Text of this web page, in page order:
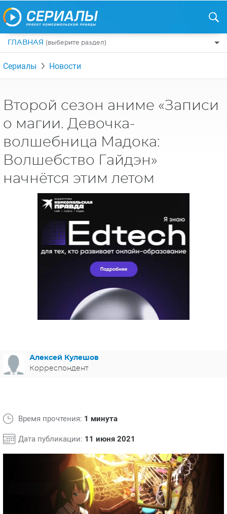
ГЛАВНАЯ (выберите раздел)
ПО ЖАНРАМ
КОМЕДИИ
ДРАМЫ
ТРИЛЛЕРЫ
КРИМИНАЛ
ФАНТАСТИКА
МЕЛОДРАМЫ
США
ИТАЛИЯ
РЕЦЕНЗИИ
НА ВЫХОДНЫЕ
НОВОСТИ
ИНТЕРЕСНО
НОВОСТИ ТУРЕЦКИХ СЕРИАЛОВ
АЗИАТСКИЕ СЕРИАЛЫ
СВЕТСКИЕ НОВОСТИ
СПОЙЛЕРЫ ИЗ СЕРИАЛОВ
Сериалы Новости
Второй сезон аниме «Записи
о магии. Девочка-
волшебница Мадока:
Волшебство Гайдэн»
начнётся этим летом
Алексей Кулешов
Корреспондент
Время прочтения: 1 минута
Дата публикации: 11 июня 2021